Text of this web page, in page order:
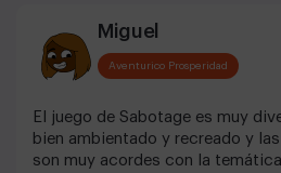
Miguel
Aventurico Prosperidad
El juego de Sabotage es muy
bien ambientado y recreado y
son muy acordes con la